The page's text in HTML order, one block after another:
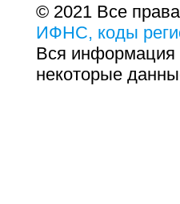
© 2021 Все
ИФНС, коды
Вся информация
некоторые